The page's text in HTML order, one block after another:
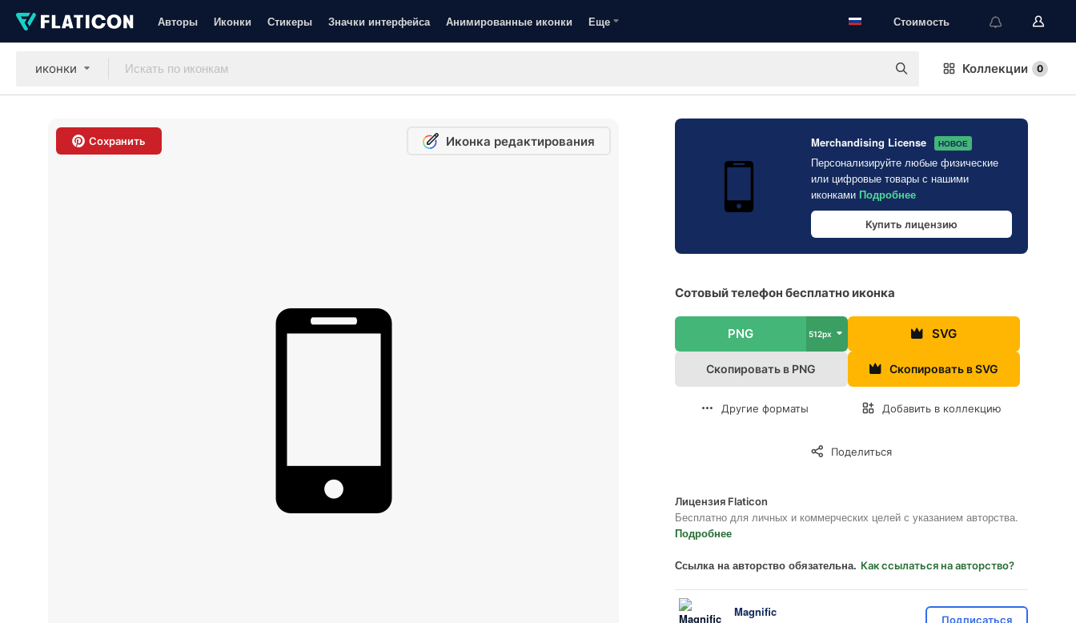
Авторы Иконки Стикеры Значки интерфейса Анимированные иконки Еще Стоимость
иконки Коллекции 0
Сохранить Иконка редактирования Merchandising License НОВОЕ
Персонализируйте любые физические
или цифровые товары с нашими
иконками Подробнее
Купить лицензию
Сотовый телефон бесплатно иконка
PNG 512px SVG
Скопировать в PNG Скопировать в SVG
Другие форматы Добавить в коллекцию
Поделиться
Лицензия Flaticon
Бесплатно для личных и коммерческих целей с указанием авторства.
Подробнее
Ссылка на авторство обязательна. Как ссылаться на авторство?
Magnific
Подписаться